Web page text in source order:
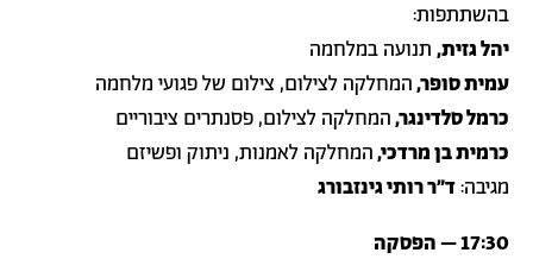
בהשתתפות:
יהל גזית, תנועה במלחמה
עמית סופר,המחלקה לצילום, צילום של פגועי מלחמה
כרמל סלדינגר,המחלקה לצילום, פסנתרים ציבוריים
כרמית בן מרדכי,המחלקה לאמנות, ניתוק ופשיזם
מגיבה:ד״ר רותי גינזבורג
17:30 – הפסקה